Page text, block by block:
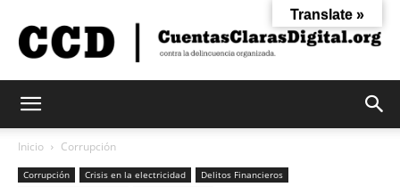
Inicio Corrupción
Corrupción Crisis en la electricidad
Delitos Financieros
Translate »